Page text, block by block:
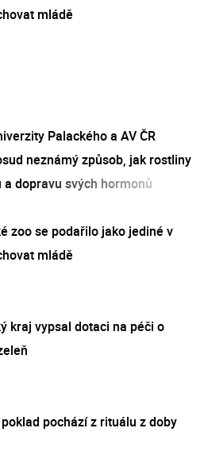
mládě
Palackého a AV ČR
neznámý způsob, jak rostliny
dopravu svých hormonů
zoo se podařilo jako jediné v
mládě
kraj vypsal dotaci na péči o
pochází z rituálu z doby